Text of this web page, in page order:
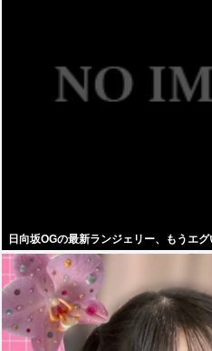
日向坂OGの最新ランジェリー、もうエ